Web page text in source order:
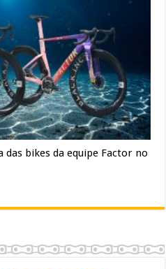
bikes da equipe Factor no